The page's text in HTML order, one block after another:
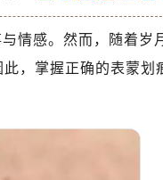
情感。然而，随着岁
，掌握正确的表蒙划